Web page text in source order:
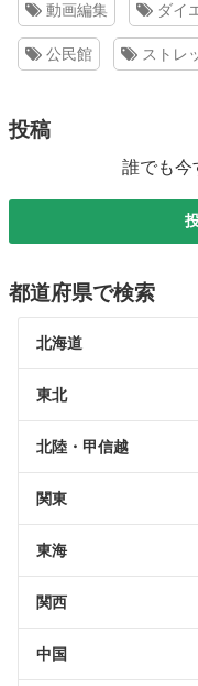
動画編集 ダイ
公民館 ストレ
投稿
誰でも今
都道府県で検索
北海道
東北
北陸・甲信越
関東
東海
関西
中国